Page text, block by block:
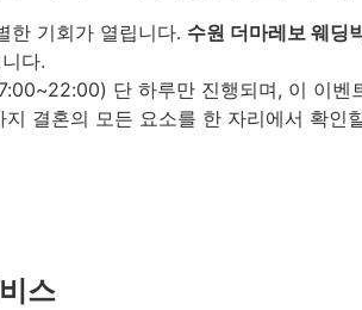
한 기회가 열립니다. 수원 더마레보 웨딩
다.
단 하루만 진행되며, 이 이
결혼의 모든 요소를 한 자리에서 확
스